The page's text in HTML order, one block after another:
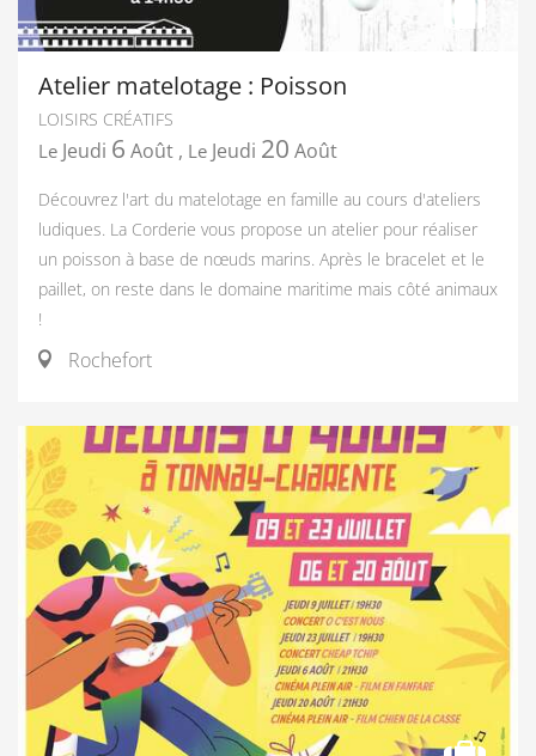
Atelier matelotage : Poisson
LOISIRS CRÉATIFS
Le Jeudi 6 Août , Le Jeudi 20 Août
Découvrez l'art du matelotage en famille au cours d'ateliers
ludiques. La Corderie vous propose un atelier pour réaliser
un poisson à base de nœuds marins. Après le bracelet et le
paillet, on reste dans le domaine maritime mais côté animaux
!
Rochefort